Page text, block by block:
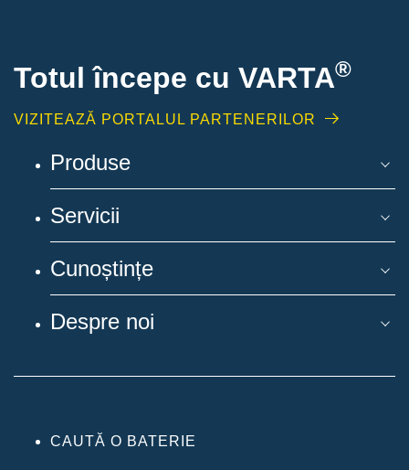
Totul începe cu VARTA®
VIZITEAZĂ PORTALUL PARTENERILOR
Produse
Servicii
Cunoștințe
Despre noi
CAUTĂ O BATERIE